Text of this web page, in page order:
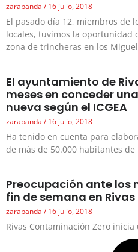
zarabanda 16 julio, 2018
El pasado día 12, miembros de
locales, tuvimos la oportunidad
zona de trincheras en los
El ayuntamiento de
meses en conceder
nueva según el ICGEA
zarabanda 16 julio, 2018
Ha tenido en cuenta para
de más de 50.000 habitantes
Preocupación ante los
fin de semana en Rivas
zarabanda 16 julio, 2018
Rivas Contaminación Zero